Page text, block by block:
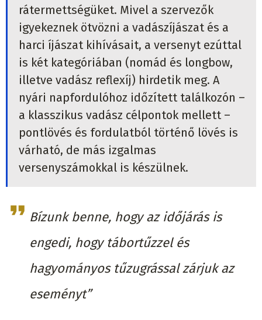
rátermettségüket. Mivel a szervezők
igyekeznek ötvözni a vadászíjászat és a
harci íjászat kihívásait, a versenyt ezúttal
is két kategóriában (nomád és longbow,
illetve vadász reflexíj) hirdetik meg. A
nyári napfordulóhoz időzített találkozón –
a klasszikus vadász célpontok mellett –
pontlövés és fordulatból történő lövés is
várható, de más izgalmas
versenyszámokkal is készülnek.
Bízunk benne, hogy az időjárás is
engedi, hogy tábortűzzel és
hagyományos tűzugrással zárjuk az
eseményt”